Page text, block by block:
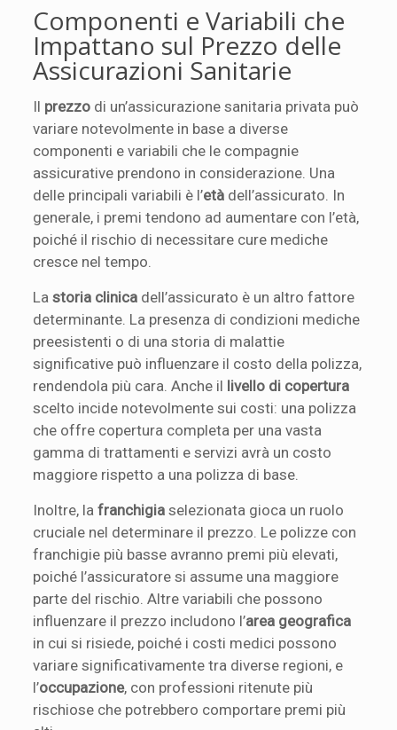
Componenti e Variabili che
Impattano sul Prezzo delle
Assicurazioni Sanitarie
Il prezzo di un’assicurazione sanitaria privata può
variare notevolmente in base a diverse
componenti e variabili che le compagnie
assicurative prendono in considerazione. Una
delle principali variabili è l’età dell’assicurato. In
generale, i premi tendono ad aumentare con l’età,
poiché il rischio di necessitare cure mediche
cresce nel tempo.
Lastoria clinica dell’assicurato è un altro fattore
determinante. La presenza di condizioni mediche
preesistenti o di una storia di malattie
significative può influenzare il costo della polizza,
rendendola più cara. Anche il livello di copertura
scelto incide notevolmente sui costi: una polizza
che offre copertura completa per una vasta
gamma di trattamenti e servizi avrà un costo
maggiore rispetto a una polizza di base.
Inoltre, lafranchigia selezionata gioca un ruolo
cruciale nel determinare il prezzo. Le polizze con
franchigie più basse avranno premi più elevati,
poiché l’assicuratore si assume una maggiore
parte del rischio. Altre variabili che possono
influenzare il prezzo includono l’area geografica
in cui si risiede, poiché i costi medici possono
variare significativamente tra diverse regioni, e
l’occupazione, con professioni ritenute più
rischiose che potrebbero comportare premi più